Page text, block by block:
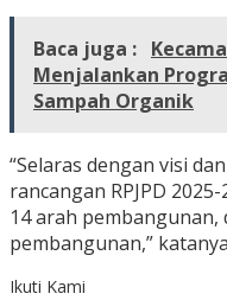
Baca juga :
Menjalankan
Sampah Organik
“Selaras dengan visi
rancangan RPJPD
14 arah
pembangunan,”
Ikuti Kami